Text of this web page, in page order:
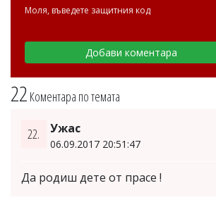
22 Коментара по темата
22. Ужас
06.09.2017 20:51:47
Да родиш дете от прасе !
Моля, въведете защитния код